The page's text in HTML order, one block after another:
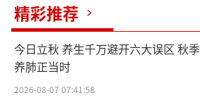
精彩推荐
今日立秋 养生千万避开六大误区 秋季
养肺正当时
2026-08-07 07:41:58